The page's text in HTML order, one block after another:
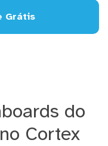
Grátis
do
Cortex